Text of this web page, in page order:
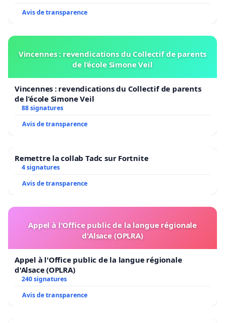
Avis de transparence
Vincennes : revendications du Collectif de parents
de l’école Simone Veil
Vincennes : revendications du Collectif de parents
de l’école Simone Veil
88 signatures
Avis de transparence
Remettre la collab Tadc sur Fortnite
4 signatures
Avis de transparence
Appel à l'Office public de la langue régionale
d'Alsace (OPLRA)
Appel à l'Office public de la langue régionale
d'Alsace (OPLRA)
240 signatures
Avis de transparence